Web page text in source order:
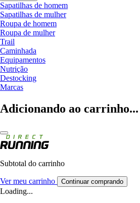
Sapatilhas de homem
Sapatilhas de mulher
Roupa de homem
Roupa de mulher
Trail
Caminhada
Equipamentos
Nutrição
Destocking
Marcas
Adicionando ao carrinho...
Subtotal do carrinho
Ver meu carrinho Continuar comprando
Loading...